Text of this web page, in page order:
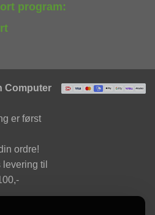
program:
Computer
er først
ordre!
til